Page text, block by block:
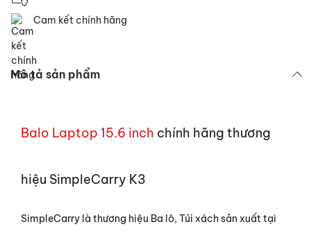
Cam kết chính hãng
Mô tả sản phẩm
Balo Laptop 15.6 inch chính hãng thương
hiệu SimpleCarry K3
SimpleCarry là thương hiệu Ba lô, Túi xách sản xuất tại